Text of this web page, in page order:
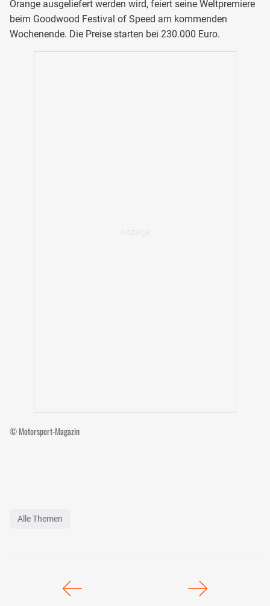
Orange ausgeliefert werden wird, feiert seine Weltpremiere
beim Goodwood Festival of Speed am kommenden
Wochenende. Die Preise starten bei 230.000 Euro.
© Motorsport-Magazin
Alle Themen